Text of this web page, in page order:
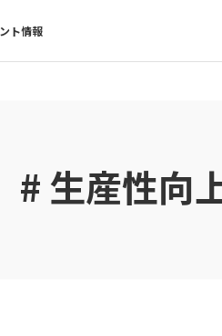
ト情報
# 生産性向